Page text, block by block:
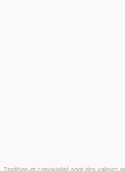
Tradition et convivialité sont des valeurs